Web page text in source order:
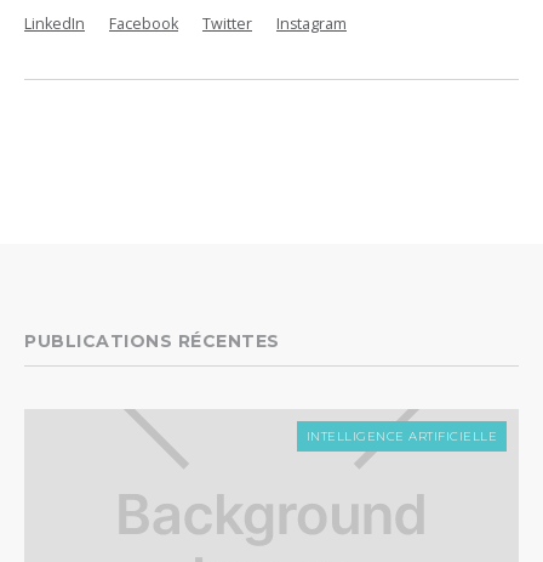
LinkedIn
Facebook Twitter Instagram
PUBLICATIONS RÉCENTES
INTELLIGENCE ARTIFICIELLE